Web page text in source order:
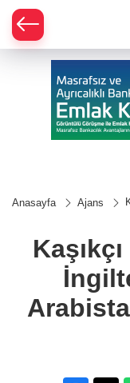
Anasayfa Ajans